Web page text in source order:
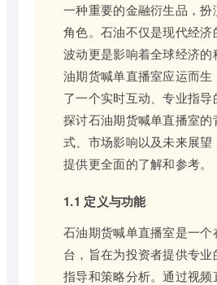
一种重要的金融衍生品，扮
角色。石油不仅是现代经济
波动更是影响着全球经济
油期货喊单直播室应运而
了一个实时互动、专业指导
探讨石油期货喊单直播室的
式、市场影响以及未来展
提供更全面的了解和参考。
1.1 定义与功能
石油期货喊单直播室是一
台，旨在为投资者提供专业
指导和策略分析。通过视频